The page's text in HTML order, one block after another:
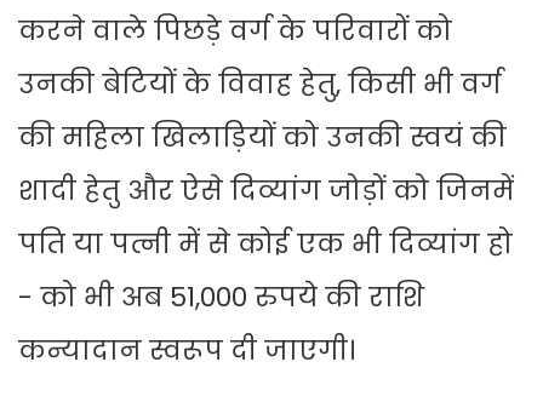
करने वाले पिछड़े वर्ग के परिवारों को
उनकी बेटियों के विवाह हेतु, किसी भी वर्ग
की महिला खिलाड़ियों को उनकी स्वयं की
शादी हेतु और ऐसे दिव्यांग जोड़ों को जिनमें
पति या पत्नी में से कोई एक भी दिव्यांग हो
- को भी अब 51,000 रुपये की राशि
कन्यादान स्वरूप दी जाएगी।